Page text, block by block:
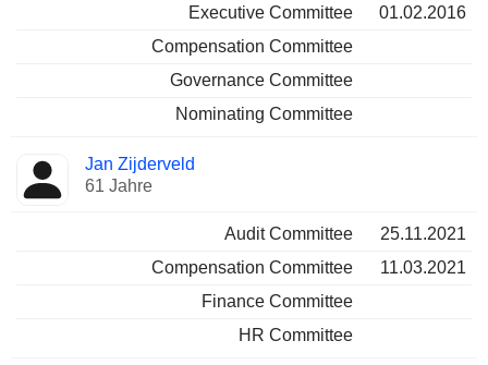
Executive Committee
01.02.2016
Compensation Committee
Governance Committee
Nominating Committee
Jan Zijderveld
61 Jahre
Audit Committee
25.11.2021
Compensation Committee
11.03.2021
Finance Committee
HR Committee